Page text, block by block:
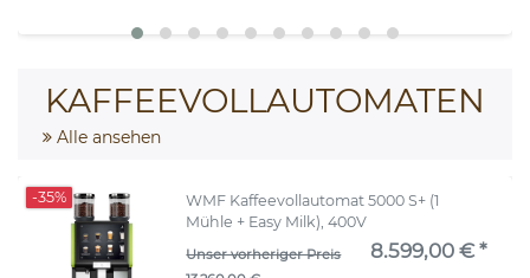
KAFFEEVOLLAUTOMATEN
Alle ansehen
-35%
WMF Kaffeevollautomat 5000 S+ (1
Mühle + Easy Milk), 400V
Unser vorheriger Preis
8.599,00 € *